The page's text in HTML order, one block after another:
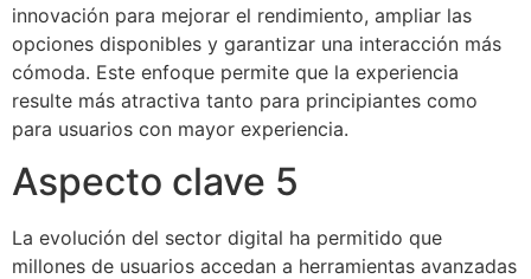
innovación para mejorar el rendimiento, ampliar las
opciones disponibles y garantizar una interacción más
cómoda. Este enfoque permite que la experiencia
resulte más atractiva tanto para principiantes como
para usuarios con mayor experiencia.
Aspecto clave 5
La evolución del sector digital ha permitido que
millones de usuarios accedan a herramientas avanzadas